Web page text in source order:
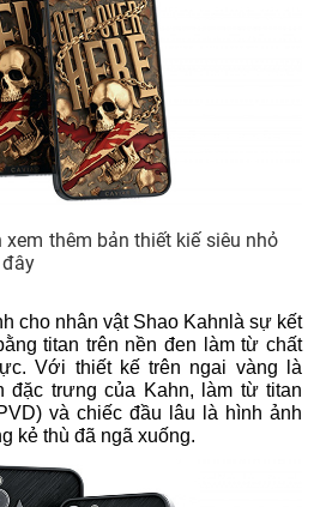
xem thêm bản thiết kiế siêu nhỏ
cho nhân vật Shao Kahnlà sự kết
titan trên nền đen làm từ chất
Với thiết kế trên ngai vàng là
đặc trưng của Kahn, làm từ titan
và chiếc đầu lâu là hình ảnh
kẻ thù đã ngã xuống.